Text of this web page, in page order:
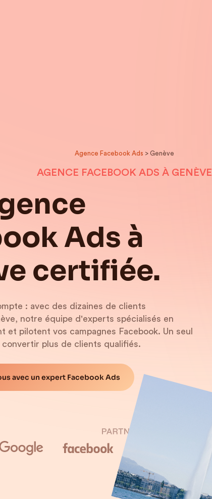
Agence Facebook Ads > Genève
AGENCE FACEBOOK ADS À GENÈVE
Ads à
certifiée.
: avec des dizaines de clients
notre équipe d'experts spécialisés en
et pilotent vos campagnes Facebook. Un seul
plus de clients qualifiés.
avec un expert Facebook Ads